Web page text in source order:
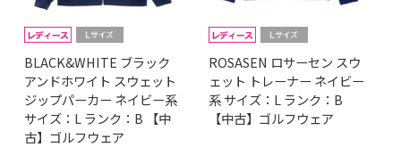
BLACK&WHITE ブラック
アンドホワイト スウェット
ジップパーカー ネイビー系
サイズ：L ランク：B 【中
古】ゴルフウェア
ROSASEN ロサーセン スウ
ェット トレーナー ネイビー
系 サイズ：L ランク：B
【中古】ゴルフウェア